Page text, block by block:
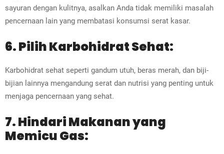
sayuran dengan kulitnya, asalkan Anda tidak memiliki masalah
pencernaan lain yang membatasi konsumsi serat kasar.
6. Pilih Karbohidrat Sehat:
Karbohidrat sehat seperti gandum utuh, beras merah, dan biji-
bijian lainnya mengandung serat dan nutrisi yang penting untuk
menjaga pencernaan yang sehat.
7. Hindari Makanan yang
Memicu Gas: